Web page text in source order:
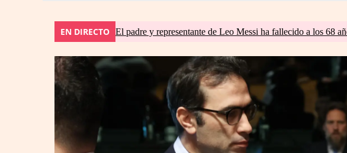
EN DIRECTO El padre y representante de Leo Messi ha fallecido a los 68